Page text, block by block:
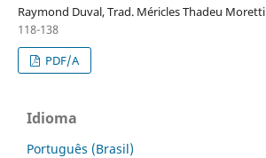
Raymond Duval, Trad. Méricles Thadeu Moretti
118-138
PDF/A
Idioma
Português (Brasil)